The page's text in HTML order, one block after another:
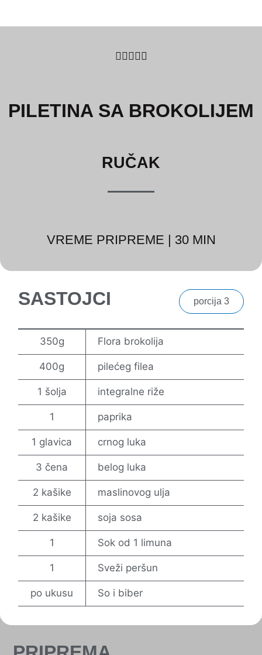
    
PILETINA SA BROKOLIJEM
RUČAK
VREME PRIPREME | 30 MIN
SASTOJCI porcija 3
350g Flora brokolija
400g pilećeg filea
1 šolja integralne riže
1 paprika
1 glavica crnog luka
3 čena belog luka
2 kašike maslinovog ulja
2 kašike soja sosa
1 Sok od 1 limuna
1 Sveži peršun
po ukusu So i biber